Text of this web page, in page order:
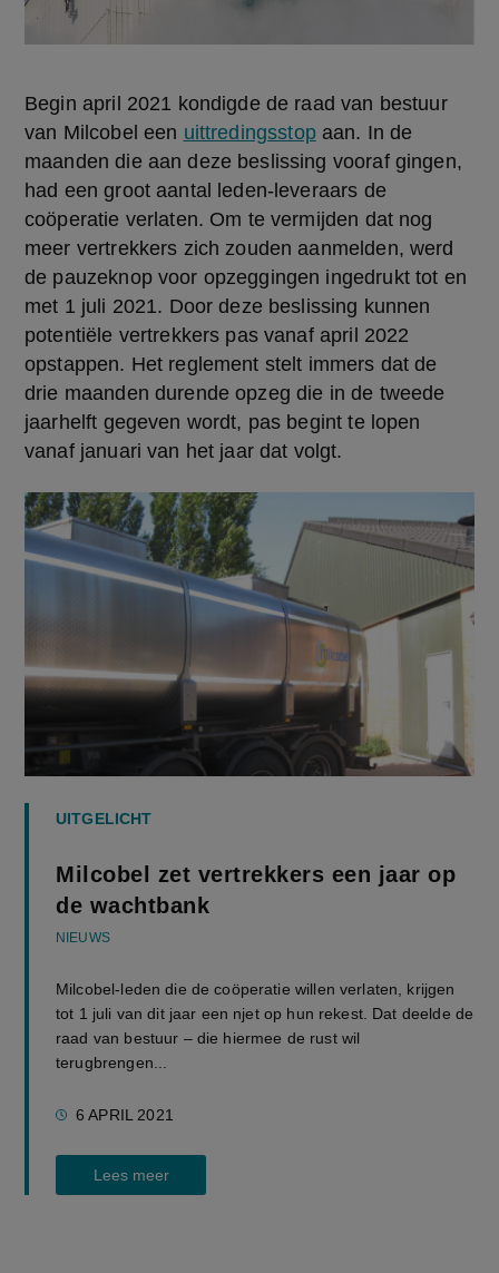
Begin april 2021 kondigde de raad van bestuur
van Milcobel een uittredingsstop aan. In de
maanden die aan deze beslissing vooraf gingen,
had een groot aantal leden-leveraars de
coöperatie verlaten. Om te vermijden dat nog
meer vertrekkers zich zouden aanmelden, werd
de pauzeknop voor opzeggingen ingedrukt tot en
met 1 juli 2021. Door deze beslissing kunnen
potentiële vertrekkers pas vanaf april 2022
opstappen. Het reglement stelt immers dat de
drie maanden durende opzeg die in de tweede
jaarhelft gegeven wordt, pas begint te lopen
vanaf januari van het jaar dat volgt.
UITGELICHT
Milcobel zet vertrekkers een jaar op
de wachtbank
NIEUWS
Milcobel-leden die de coöperatie willen verlaten, krijgen
tot 1 juli van dit jaar een njet op hun rekest. Dat deelde de
raad van bestuur – die hiermee de rust wil
terugbrengen...
6 APRIL 2021
Lees meer